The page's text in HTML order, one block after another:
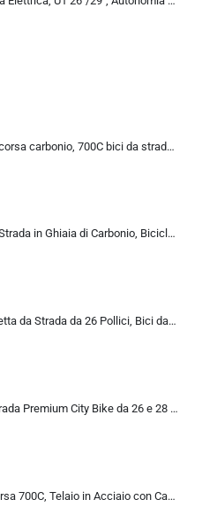
KABON Bici da corsa carbonio, 700C bici da strada T800 Completamente carbonio con Shimano 105 R7000 22 velocità 8.1 KG Leg…
KABON Bici da Strada in Ghiaia di Carbonio, Bicicletta con Telaio in Fibra di Carbonio T800 con Bicicletta da Corsa con Fr…
ALQPPM Bicicletta da Strada da 26 Pollici, Bici da 24 Velocità, Freno a Doppio Disco, Telaio in Acciaio ad Alto Tenore Di …
Chillaxx Bike Strada Premium City Bike da 26 e 28 pollici, bicicletta per ragazze, ragazzi, uomini e donne, cambio a 21 ma…
Bicicletta da Corsa 700C, Telaio in Acciaio con Cambio a 24/27/30 Marce, Bicicletta da Strada per Uomo Donna, Bici da Stra…